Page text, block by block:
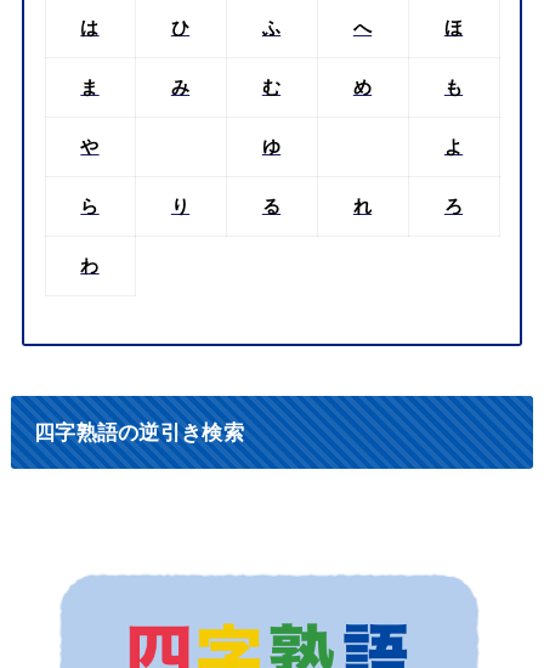
は ひ ふ へ ほ
ま み む め も
や ゆ よ
ら り る れ ろ
わ
四字熟語の逆引き検索